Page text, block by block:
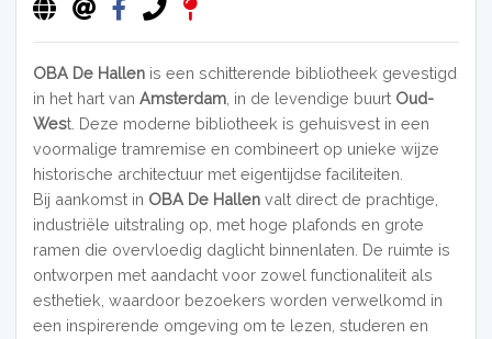
OBA De Hallenis een schitterende bibliotheek gevestigd
in het hart van Amsterdam, in de levendige buurt Oud-
West. Deze moderne bibliotheek is gehuisvest in een
voormalige tramremise en combineert op unieke wijze
historische architectuur met eigentijdse faciliteiten.
Bij aankomst in OBA De Hallenvalt direct de prachtige,
industriële uitstraling op, met hoge plafonds en grote
ramen die overvloedig daglicht binnenlaten. De ruimte is
ontworpen met aandacht voor zowel functionaliteit als
esthetiek, waardoor bezoekers worden verwelkomd in
een inspirerende omgeving om te lezen, studeren en